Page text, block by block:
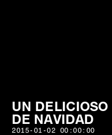
UN DELICIOSO
DE NAVIDAD
2015-01-02 00:00:00